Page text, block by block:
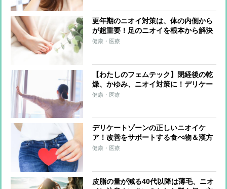
更年期のニオイ対策は、体の内側から
が超重要！足のニオイを根本から解決
する食べ物＆漢方薬
健康・医療
【わたしのフェムテック】閉経後の乾
燥、かゆみ、ニオイ対策に！デリケー
トゾーン専用オイルクレンジング
健康・医療
デリケートゾーンの正しいニオイケ
ア！改善をサポートする食べ物＆漢方
薬
健康・医療
皮脂の量が減る40代以降は薄毛、ニオ